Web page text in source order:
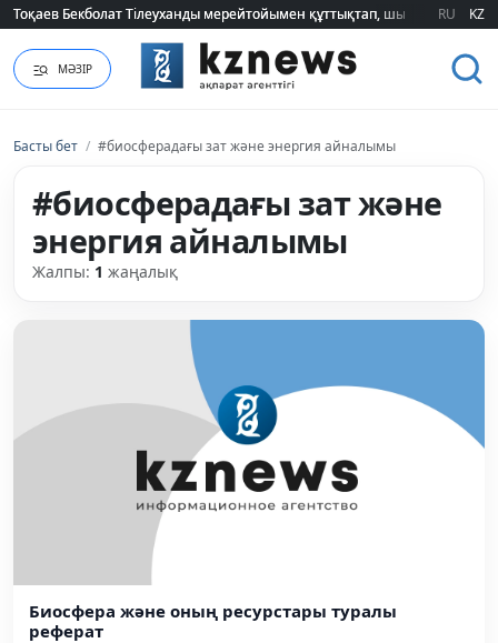
Тоқаев Бекболат Тілеуханды мерейтойымен құттықтап, шығармашылық
Тоқаев Бекболат Тілеуханды мерейтойымен құттықтап, шығармашылық
RU KZ
МӘЗІР
Басты бет / #биосферадағы зат және энергия айналымы
#биосферадағы зат және
энергия айналымы
Жалпы: 1 жаңалық
Биосфера және оның ресурстары туралы
реферат